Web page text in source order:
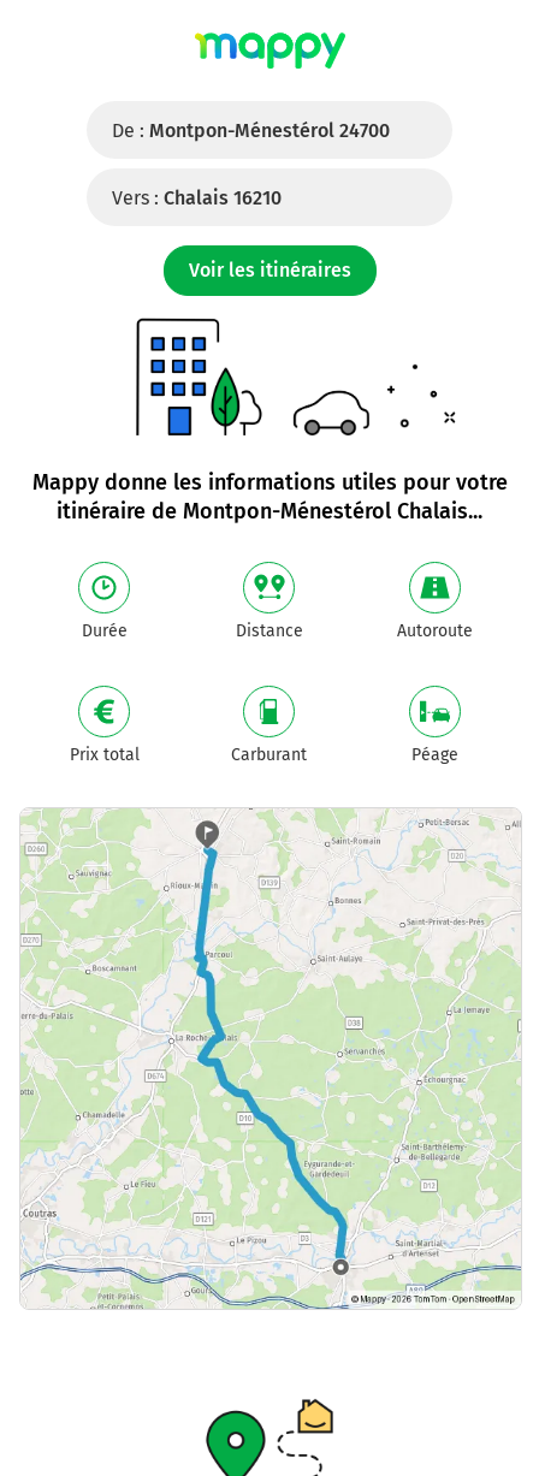
De : Montpon-Ménestérol 24700
Vers : Chalais 16210
Voir les itinéraires
Mappy donne les informations utiles pour votre
itinéraire de Montpon-Ménestérol Chalais...
Durée Distance Autoroute
Prix total Carburant Péage